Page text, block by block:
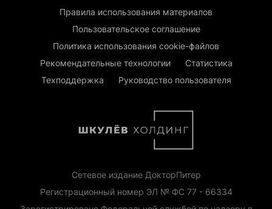
Правила использования материалов
Пользовательское соглашение
Политика использования cookie-файлов
Рекомендательные технологии
Статистика
Техподдержка
Руководство пользователя
Сетевое издание ДокторПитер
Регистрационный номер ЭЛ № ФС 77 - 66334